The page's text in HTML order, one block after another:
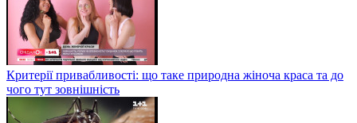
Критерії привабливості: що таке природна жіноча краса та до
чого тут зовнішність